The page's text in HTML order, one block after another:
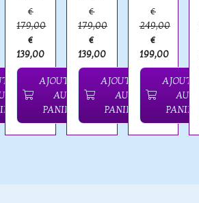
€
179,00
€
139,00
AJOUTER
AU
PANIER
€
179,00
€
139,00
AJOUTER
AU
PANIER
€
249,00
€
199,00
AJOUTER
AU
PANIER